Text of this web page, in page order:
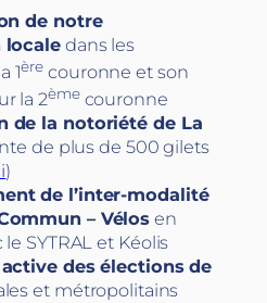
de notre
localedans les
1ère couronne et son
la 2èmecouronne
de la notoriété de La
de plus de 500 gilets
)
de l’inter-modalité
– Vélosen
SYTRAL et Kéolis
des élections de
et métropolitains